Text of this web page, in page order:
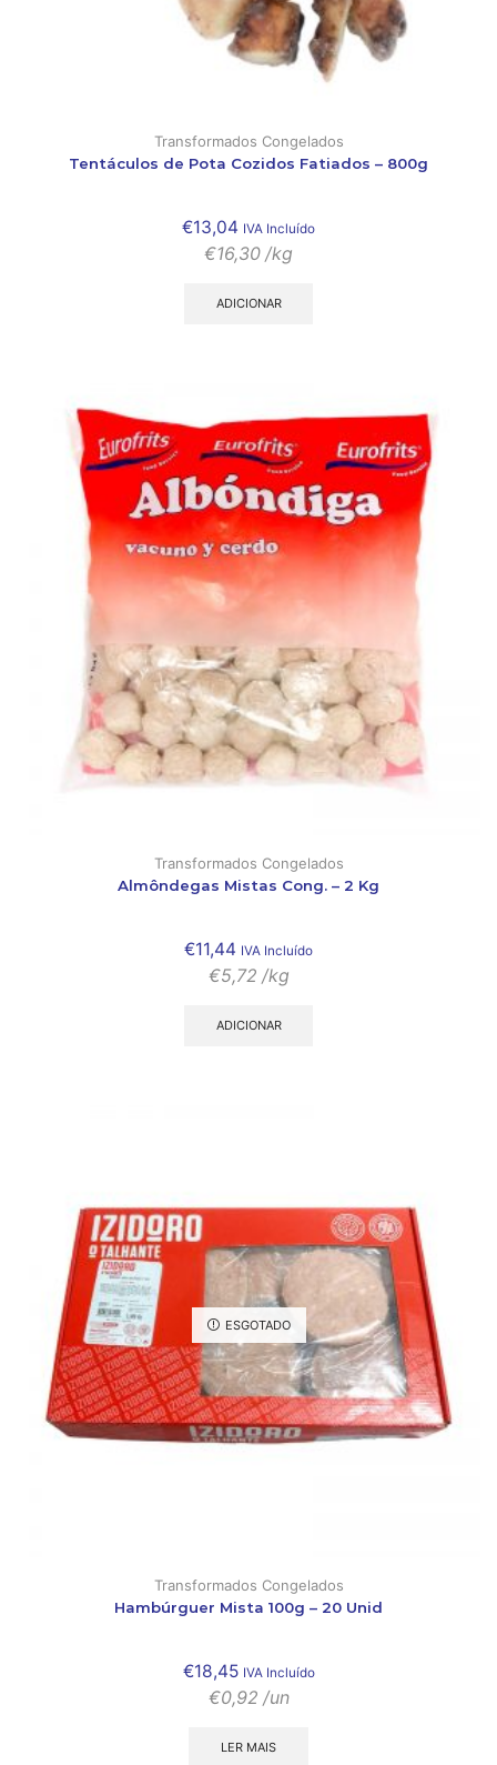
Transformados Congelados
Tentáculos de Pota Cozidos Fatiados – 800g
€13,04 IVA Incluído
€16,30 /kg
ADICIONAR
Transformados Congelados
Almôndegas Mistas Cong. – 2 Kg
€11,44 IVA Incluído
€5,72 /kg
ADICIONAR
ESGOTADO
Transformados Congelados
Hambúrguer Mista 100g – 20 Unid
€18,45 IVA Incluído
€0,92 /un
LER MAIS